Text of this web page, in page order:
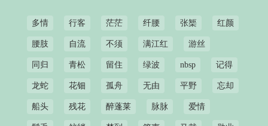
多情 行客 茫茫 纤腰 张榘 红颜
腰肢 自流 不须 满江红 游丝
同归 青松 留住 绿波 nbsp 记得
龙蛇 花钿 孤舟 无由 平野 忘却
船头 残花 醉蓬莱 脉脉 爱情